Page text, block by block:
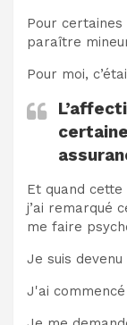
Pour
paraître
Pour moi,
Et quand cette
j’ai remarqué
me faire
Je suis
J'ai